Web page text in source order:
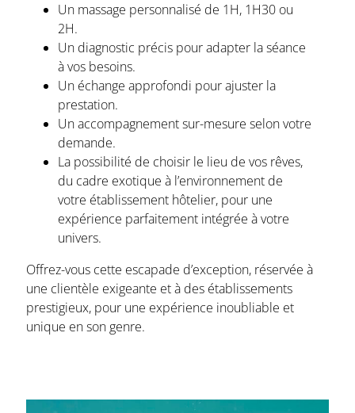
Un massage personnalisé de 1H, 1H30 ou
2H.⁠
Un diagnostic précis pour adapter la séance
à vos besoins.
Un échange approfondi pour ajuster la
prestation.
⁠Un accompagnement sur-mesure selon votre
demande.
La possibilité de choisir le lieu de vos rêves,
du cadre exotique à l’environnement de
votre établissement hôtelier, pour une
expérience parfaitement intégrée à votre
univers.
Offrez-vous cette escapade d’exception, réservée à
une clientèle exigeante et à des établissements
prestigieux, pour une expérience inoubliable et
unique en son genre.